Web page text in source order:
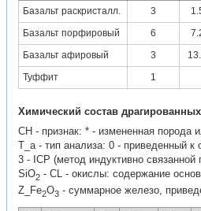
Базальт раскристалл.
3
Базальт порфировый
6
Базальт афировый
3
Туффит
1
Химический состав
CH - признак: * - измененная порода
Т_а - тип анализа: 0 - приведенный
3 - ICP (метод индуктивно
SiO2 - CL - окислы: содержание
Z_Fe2O3 - суммарное железо,